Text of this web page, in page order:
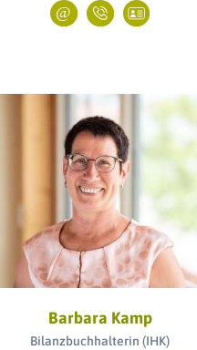
Mehr erfahren >>
Barbara Kamp
Bilanzbuchhalterin (IHK)